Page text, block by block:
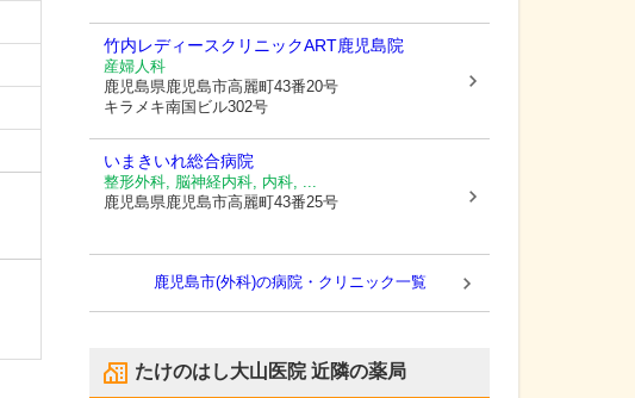
竹内レディースクリニックART鹿児島院
産婦人科
鹿児島県鹿児島市高麗町43番20号
キラメキ南国ビル302号
いまきいれ総合病院
整形外科, 脳神経内科, 内科, ...
鹿児島県鹿児島市高麗町43番25号
鹿児島市(外科)の病院・クリニック一覧
たけのはし大山医院近隣の薬局